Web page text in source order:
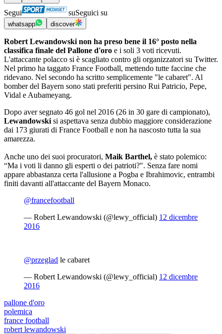
Segui suSeguici su
whatsapp discover
Robert Lewandowski non ha preso bene il 16° posto nella
classifica finale del Pallone d'oro e i soli 3 voti ricevuti.
L'attaccante polacco si è scagliato contro gli organizzatori su Twitter.
Nel primo ha taggato France Football, mettendo tutte faccine che
ridevano. Nel secondo ha scritto semplicemente "le cabaret". Al
bomber del Bayern sono stati preferiti persino Rui Patricio, Pepe,
Vidal e Aubameyang.
Dopo aver segnato 46 gol nel 2016 (26 in 30 gare di campionato),
Lewandowski si aspettava senza dubbio maggiore considerazione
dai 173 giurati di France Football e non ha nascosto tutta la sua
amarezza.
Anche uno dei suoi procuratori, Maik Barthel, è stato polemico:
“Ma i voti li danno gli esperti o dei patrioti?". Senza fare nomi
appare abbastanza certa l'allusione a Pogba e Ibrahimovic, entrambi
finiti davanti all'attaccante del Bayern Monaco.
@francefootball
— Robert Lewandowski (@lewy_official) 12 dicembre
2016
@przeglad le cabaret
— Robert Lewandowski (@lewy_official) 12 dicembre
2016
pallone d'oro
polemica
france football
robert lewandowski